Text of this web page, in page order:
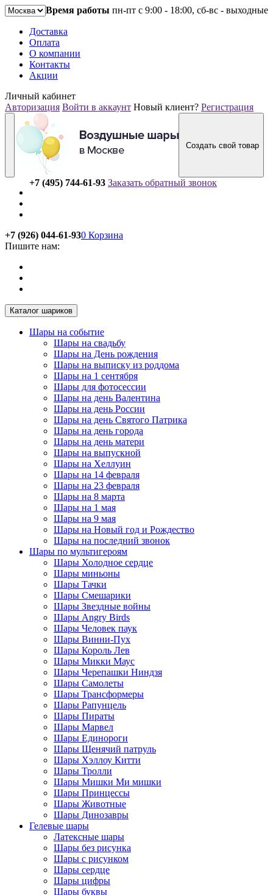
Время работы пн-пт с 9:00 - 18:00, сб-вс - выходные
Доставка
Оплата
О компании
Контакты
Акции
Личный кабинет
Авторизация Войти в аккаунт Новый клиент? Регистрация
Создать свой товар
+7 (495) 744-61-93 Заказать обратный звонок
+7 (926) 044-61-93
Пишите нам:
0 Корзина
Каталог шариков
Шары на событие
Шары на свадьбу
Шары на День рождения
Шары на выписку из роддома
Шары на 1 сентября
Шары для фотосессии
Шары на день Валентина
Шары на день России
Шары на день Святого Патрика
Шары на день города
Шары на день матери
Шары на выпускной
Шары на Хеллуин
Шары на 14 февраля
Шары на 23 февраля
Шары на 8 марта
Шары на 1 мая
Шары на 9 мая
Шары на Новый год и Рождество
Шары на последний звонок
Шары по мультигероям
Шары Холодное сердце
Шары миньоны
Шары Тачки
Шары Смешарики
Шары Звездные войны
Шары Angry Birds
Шары Человек паук
Шары Винни-Пух
Шары Король Лев
Шары Микки Маус
Шары Черепашки Ниндзя
Шары Самолеты
Шары Трансформеры
Шары Рапунцель
Шары Пираты
Шары Марвел
Шары Единороги
Шары Щенячий патруль
Шары Хэллоу Китти
Шары Тролли
Шары Мишки Ми мишки
Шары Принцессы
Шары Животные
Шары Динозавры
Гелевые шары
Латексные шары
Шары без рисунка
Шары с рисунком
Шары сердце
Шары цифры
Шары буквы